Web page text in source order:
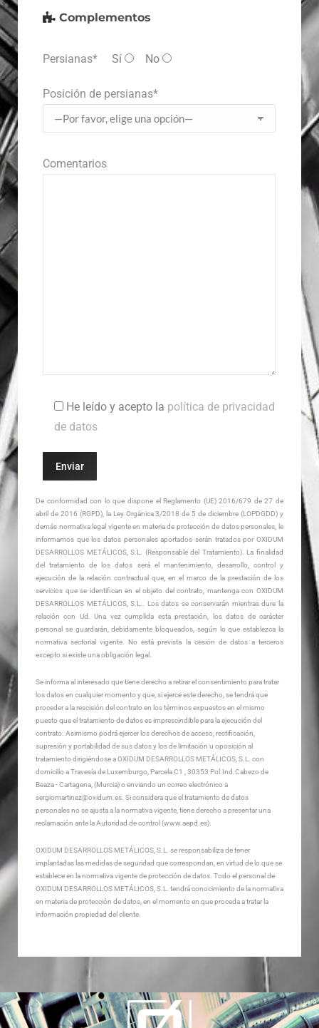
Complementos
Persianas* Sí No
Posición de persianas*
Comentarios
He leído y acepto la política de privacidad
de datos
De conformidad con lo que dispone el Reglamento (UE) 2016/679 de 27 de
abril de 2016 (RGPD), la Ley Orgánica 3/2018 de 5 de diciembre (LOPDGDD) y
demás normativa legal vigente en materia de protección de datos personales, le
informamos que los datos personales aportados serán tratados por OXIDUM
DESARROLLOS METÁLICOS, S.L. (Responsable del Tratamiento). La finalidad
del tratamiento de los datos será el mantenimiento, desarrollo, control y
ejecución de la relación contractual que, en el marco de la prestación de los
servicios que se identifican en el objeto del contrato, mantenga con OXIDUM
DESARROLLOS METÁLICOS, S.L.. Los datos se conservarán mientras dure la
relación con Ud. Una vez cumplida esta prestación, los datos de carácter
personal se guardarán, debidamente bloqueados, según lo que establezca la
normativa sectorial vigente. No está prevista la cesión de datos a terceros
excepto si existe una obligación legal.
Se informa al interesado que tiene derecho a retirar el consentimiento para tratar
los datos en cualquier momento y que, si ejerce este derecho, se tendrá que
proceder a la rescisión del contrato en los términos expuestos en el mismo
puesto que el tratamiento de datos es imprescindible para la ejecución del
contrato. Asimismo podrá ejercer los derechos de acceso, rectificación,
supresión y portabilidad de sus datos y los de limitación u oposición al
tratamiento dirigiéndose a OXIDUM DESARROLLOS METÁLICOS, S.L. con
domicilio a Travesía de Luxemburgo, Parcela C1 , 30353 Pol.Ind.Cabezo de
Beaza - Cartagena, (Murcia) o enviando un correo electrónico a
sergiomartinez@oxidum.es. Si considera que el tratamiento de datos
personales no se ajusta a la normativa vigente, tiene derecho a presentar una
reclamación ante la Autoridad de control (www.aepd.es).
OXIDUM DESARROLLOS METÁLICOS, S.L. se responsabiliza de tener
implantadas las medidas de seguridad que correspondan, en virtud de lo que se
establece en la normativa vigente de protección de datos. Todo el personal de
OXIDUM DESARROLLOS METÁLICOS, S.L. tendrá conocimiento de la normativa
en materia de protección de datos, en el momento en que proceda a tratar la
información propiedad del cliente.